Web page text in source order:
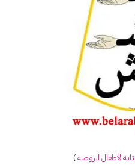
لأطفال الروضة)